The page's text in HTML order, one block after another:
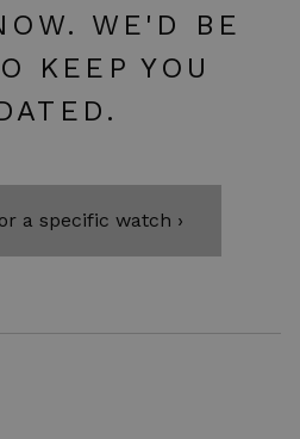
WE'D BE
KEEP YOU
a specific watch ›